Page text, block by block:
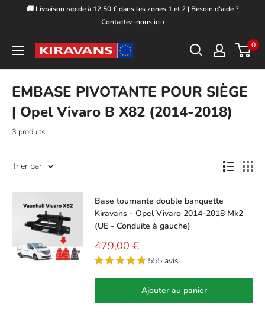
🚚 Livraison rapide à 12,50 € dans les zones 1 et 2 | Besoin d'aide ?
Contactez-nous ici ›
Kiravans
0
EMBASE PIVOTANTE POUR SIÈGE
| Opel Vivaro B X82 (2014-2018)
3 produits
Trier par
Base tournante double banquette
Kiravans - Opel Vivaro 2014-2018 Mk2
(UE - Conduite à gauche)
Prix
réduit
479,00 €
555 avis
Ajouter au panier